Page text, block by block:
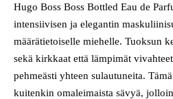
Hugo Boss Boss Bottled Eau de
intensiivisen ja elegantin
määrätietoiselle miehelle. Tuoksun
sekä kirkkaat että lämpimät
pehmeästi yhteen sulautuneita.
kuitenkin omaleimaista sävyä,